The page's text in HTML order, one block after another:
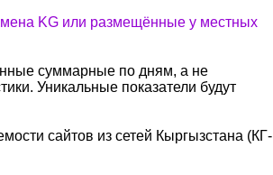
KG или размещённые у местных
суммарные по дням, а не
Уникальные показатели будут
сайтов из сетей Кыргызстана (КГ-